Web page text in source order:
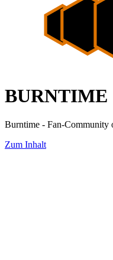
BURNTIME
Burntime - Fan-Community
Zum Inhalt